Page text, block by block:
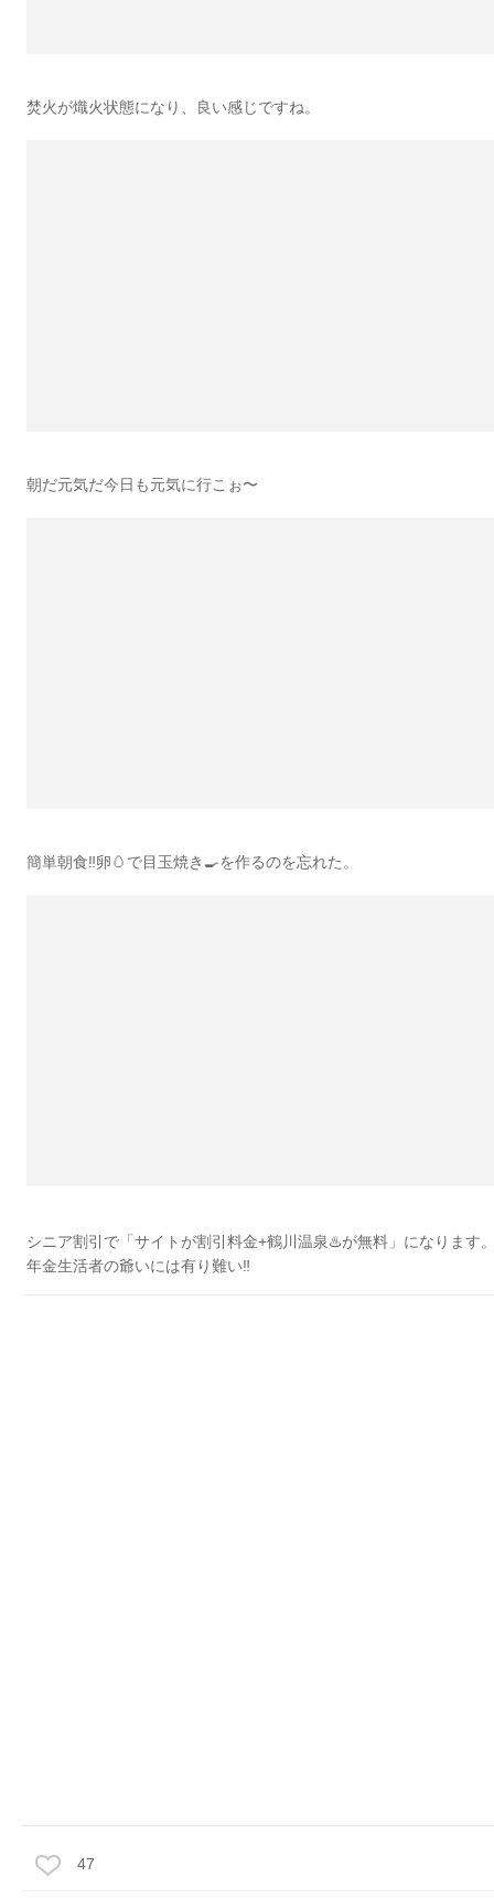
焚火が熾火状態になり、良い感じですね。
朝だ元気だ今日も元気に行こぉ〜
簡単朝食‼︎卵🥚で目玉焼き🍳を作るのを忘れた。
シニア割引で「サイトが割引料金+鶴川温泉♨️が無料」になります
年金生活者の爺いには有り難い‼︎
47